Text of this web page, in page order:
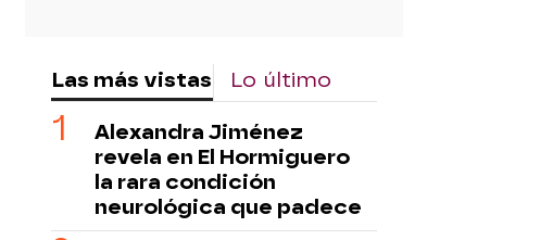
Las más vistas Lo último
Alexandra Jiménez
revela en El Hormiguero
la rara condición
neurológica que padece